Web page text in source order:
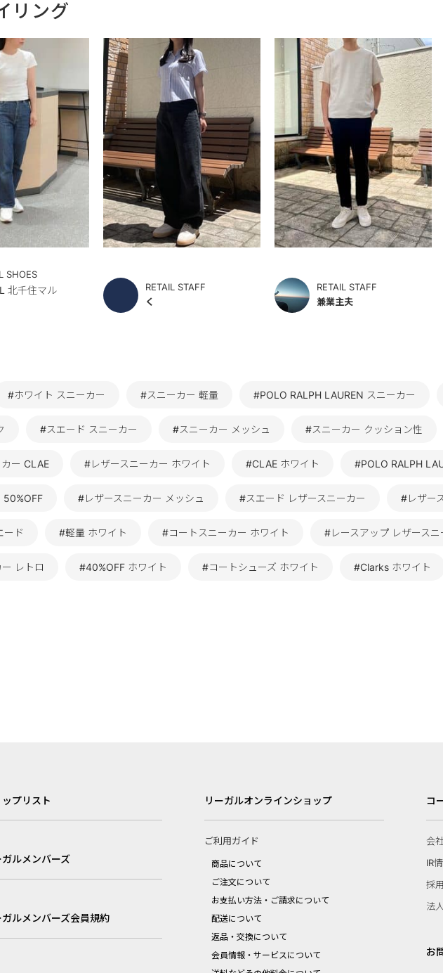
リング
SHOES
北千住マル
RETAIL STAFF
く
RETAIL STAFF
兼業主夫
#ホワイト スニーカー #スニーカー 軽量 #POLO RALPH LAUREN スニーカー
#スエード スニーカー #スニーカー メッシュ #スニーカー クッション性
ー CLAE #レザースニーカー ホワイト #CLAE ホワイト #POLO RALPH
50%OFF #レザースニーカー メッシュ #スエード レザースニーカー #レザー
ード #軽量 ホワイト #コートスニーカー ホワイト #レースアップ レザースニ
レトロ #40%OFF ホワイト #コートシューズ ホワイト #Clarks ホワイト
ップリスト
ガルメンバーズ
ガルメンバーズ会員規約
リーガルオンラインショップ
ご利用ガイド
商品について
ご注文について
お支払い方法・ご請求について
配送について
返品・交換について
会員情報・サービスについて
コ
会
IR
採
法
お